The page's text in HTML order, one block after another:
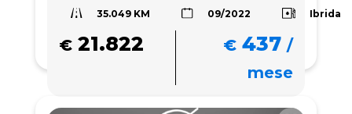
35.049 KM 09/2022 Ibrida
€ 21.822 € 437 /
mese